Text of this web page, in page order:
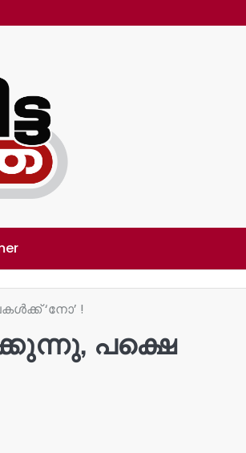
‘നോ’ !
പക്ഷെ